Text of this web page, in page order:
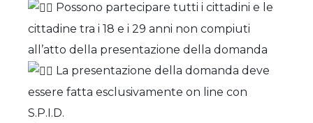
Possono partecipare tutti i cittadini e le
cittadine tra i 18 e i 29 anni non compiuti
all’atto della presentazione della domanda
La presentazione della domanda deve
essere fatta esclusivamente on line con
S.P.I.D.